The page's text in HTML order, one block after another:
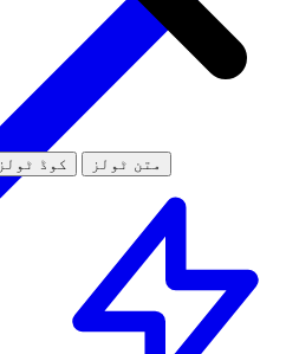
کوڈ ٹولز متن ٹولز